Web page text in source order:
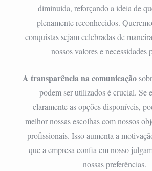
diminuída, reforçando a ideia de
plenamente reconhecidos.
conquistas sejam celebradas de
nossos valores e necessidades
A transparência na comunicação
podem ser utilizados é crucial. Se
claramente as opções disponíveis,
melhor nossas escolhas com nossos
profissionais. Isso aumenta a
que a empresa confia em nosso
nossas preferências.